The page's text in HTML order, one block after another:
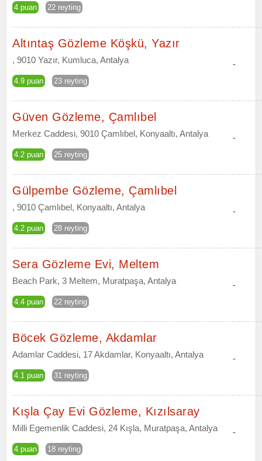
4 puan 22 reyting
Altıntaş Gözleme Köşkü, Yazır
, 9010 Yazır, Kumluca, Antalya
4.9 puan 23 reyting
-
Güven Gözleme, Çamlıbel
Merkez Caddesi, 9010 Çamlıbel, Konyaaltı, Antalya
4.2 puan 25 reyting
-
Gülpembe Gözleme, Çamlıbel
, 9010 Çamlıbel, Konyaaltı, Antalya
4.2 puan 28 reyting
-
Sera Gözleme Evi, Meltem
Beach Park, 3 Meltem, Muratpaşa, Antalya
4.4 puan 22 reyting
-
Böcek Gözleme, Akdamlar
Adamlar Caddesi, 17 Akdamlar, Konyaaltı, Antalya
4.1 puan 31 reyting
-
Kışla Çay Evi Gözleme, Kızılsaray
Milli Egemenlik Caddesi, 24 Kışla, Muratpaşa, Antalya
4 puan 18 reyting
-